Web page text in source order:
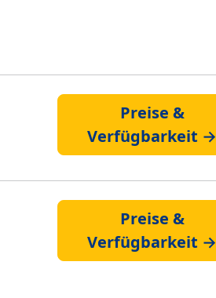
Preise &
Verfügbarkeit →
Preise &
Verfügbarkeit →